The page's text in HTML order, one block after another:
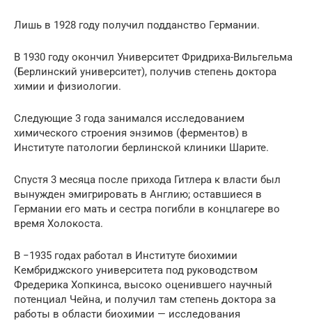
Лишь в 1928 году получил подданство Германии.
В 1930 году окончил Университет Фридриха-Вильгельма
(Берлинский университет), получив степень доктора
химии и физиологии.
Следующие 3 года занимался исследованием
химического строения энзимов (ферментов) в
Институте патологии берлинской клиники Шарите.
Спустя 3 месяца после прихода Гитлера к власти был
вынужден эмигрировать в Англию; оставшиеся в
Германии его мать и сестра погибли в концлагере во
время Холокоста.
В −1935 годах работал в Институте биохимии
Кембриджского университета под руководством
Фредерика Хопкинса, высоко оценившего научный
потенциал Чейна, и получил там степень доктора за
работы в области биохимии — исследования